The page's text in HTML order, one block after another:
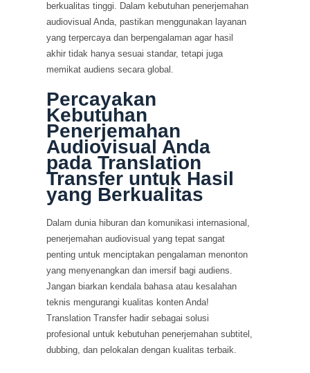
berkualitas tinggi. Dalam kebutuhan penerjemahan
audiovisual Anda, pastikan menggunakan layanan
yang terpercaya dan berpengalaman agar hasil
akhir tidak hanya sesuai standar, tetapi juga
memikat audiens secara global.
Percayakan
Kebutuhan
Penerjemahan
Audiovisual Anda
pada Translation
Transfer untuk Hasil
yang Berkualitas
Dalam dunia hiburan dan komunikasi internasional,
penerjemahan audiovisual yang tepat sangat
penting untuk menciptakan pengalaman menonton
yang menyenangkan dan imersif bagi audiens.
Jangan biarkan kendala bahasa atau kesalahan
teknis mengurangi kualitas konten Anda!
Translation Transfer hadir sebagai solusi
profesional untuk kebutuhan penerjemahan subtitel,
dubbing, dan pelokalan dengan kualitas terbaik.